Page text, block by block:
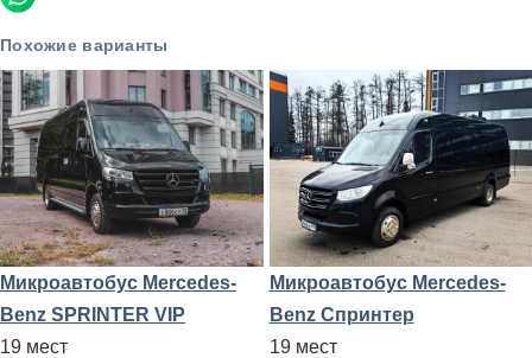
Похожие варианты
Микроавтобус Mercedes-
Benz SPRINTER VIP
19 мест
Микроавтобус Mercedes-
Benz Спринтер
19 мест